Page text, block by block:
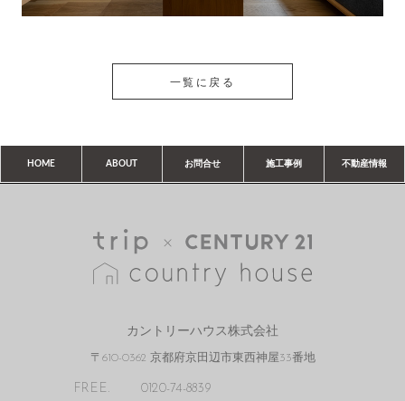
一覧に戻る
HOME ABOUT お問合せ 施工事例 不動産情報
カントリーハウス株式会社
〒610-0362 京都府京田辺市東西神屋33番地
FREE. 0120-74-8839